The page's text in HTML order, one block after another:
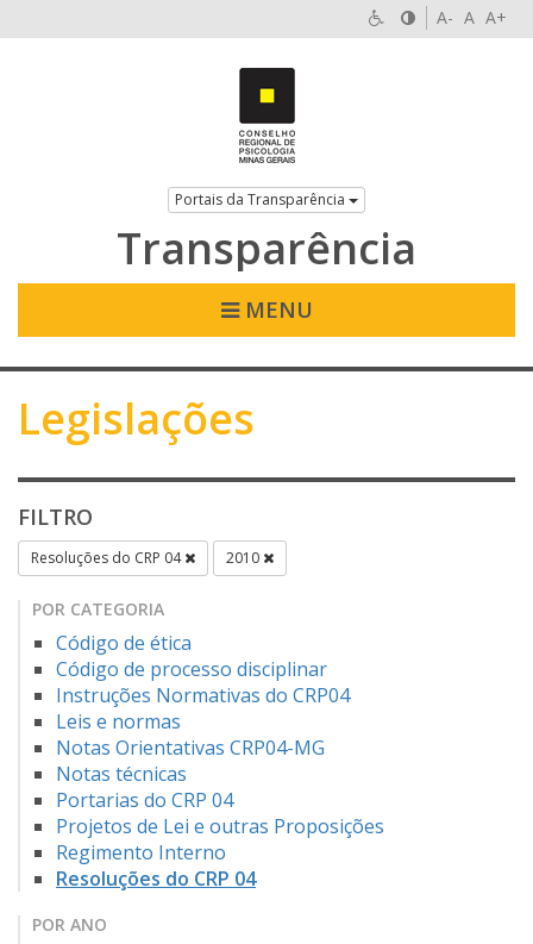
A- A A+
Portais da Transparência
Transparência
MENU
Legislações
FILTRO
Resoluções do CRP 04 2010
POR CATEGORIA
Código de ética
Código de processo disciplinar
Instruções Normativas do CRP04
Leis e normas
Notas Orientativas CRP04-MG
Notas técnicas
Portarias do CRP 04
Projetos de Lei e outras Proposições
Regimento Interno
Resoluções do CRP 04
POR ANO